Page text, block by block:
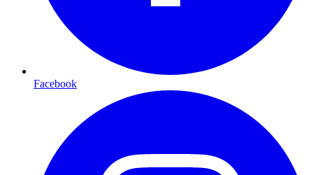
Facebook